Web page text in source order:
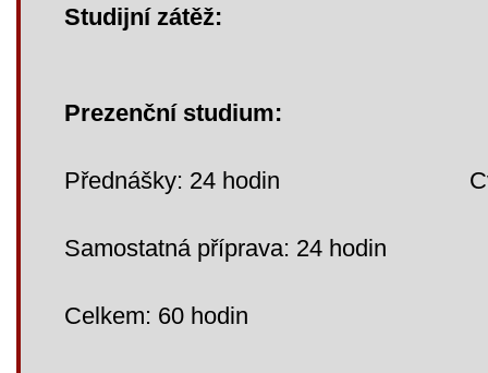
Studijní zátěž:
Prezenční studium:
Přednášky: 24 hodin
Samostatná příprava: 24 hodin
Celkem: 60 hodin